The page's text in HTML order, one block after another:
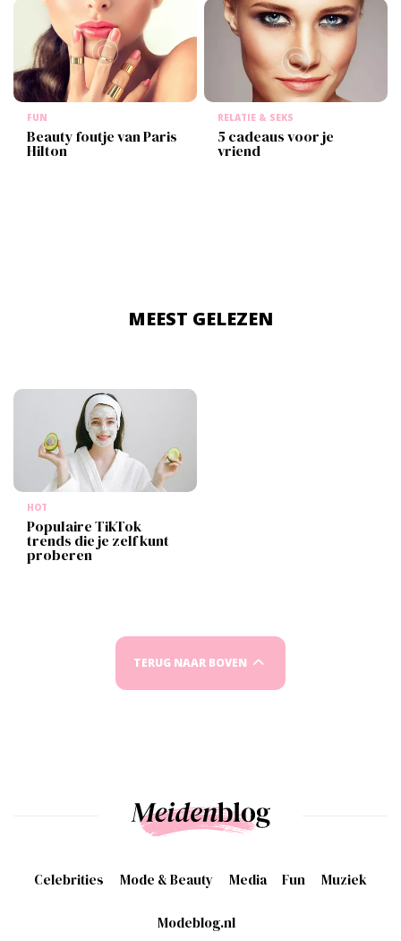
FUN
Beauty foutje van Paris
Hilton
RELATIE & SEKS
5 cadeaus voor je
vriend
MEEST GELEZEN
HOT
Populaire TikTok
trends die je zelf kunt
proberen
TERUG NAAR BOVEN
Celebrities Mode & Beauty Media Fun Muziek
Modeblog.nl